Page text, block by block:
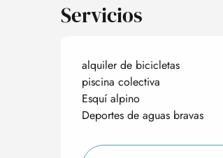
Servicios
alquiler de bicicletas
piscina colectiva
Esquí alpino
Deportes de aguas bravas